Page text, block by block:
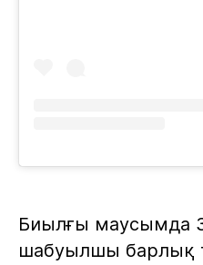
Биылғы маусымда
шабуылшы барлық